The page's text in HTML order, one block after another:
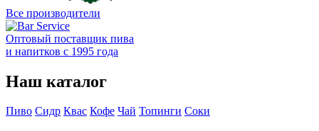
Все производители
Оптовый поставщик пива
и напитков с 1995 года
Наш каталог
Пиво Сидр Квас Кофе Чай Топинги Соки